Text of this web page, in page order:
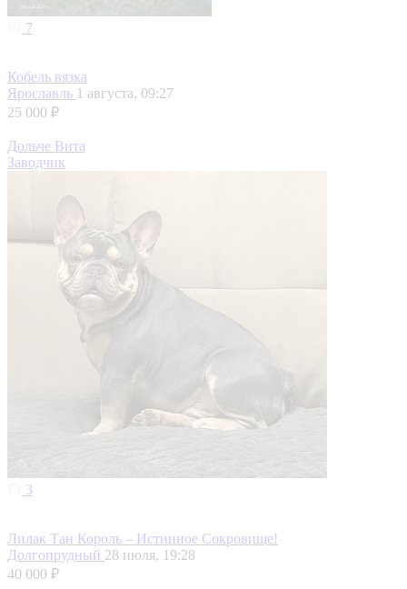
7
Кобель вязка
Ярославль 1 августа, 09:27
25 000 ₽
Дольче Вита
Заводчик
3
Лилак Тан Король – Истинное Сокровище!
Долгопрудный 28 июля, 19:28
40 000 ₽